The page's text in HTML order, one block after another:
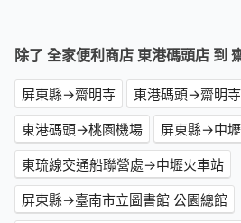
除了 全家便利商店 東港碼頭店 到
屏東縣→齋明寺 東港碼頭→齋明寺
東港碼頭→桃園機場
屏東縣→中
東琉線交通船聯營處→中壢火車站
屏東縣→臺南市立圖書館 公園總館